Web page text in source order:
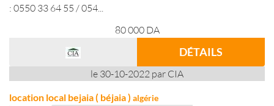
: 0550 33 64 55 / 054...
80 000 DA
DÉTAILS
le 30-10-2022 par CIA
location local bejaia ( béjaia ) algérie